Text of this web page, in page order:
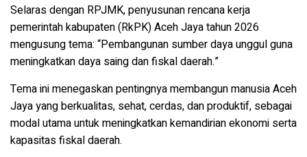
Selaras dengan RPJMK, penyusunan rencana kerja
pemerintah kabupaten (RkPK) Aceh Jaya tahun 2026
mengusung tema: “Pembangunan sumber daya unggul guna
meningkatkan daya saing dan fiskal daerah.”
Tema ini menegaskan pentingnya membangun manusia Aceh
Jaya yang berkualitas, sehat, cerdas, dan produktif, sebagai
modal utama untuk meningkatkan kemandirian ekonomi serta
kapasitas fiskal daerah.